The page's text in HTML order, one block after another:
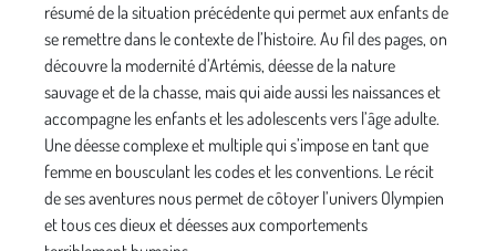
résumé de la situation précédente qui permet aux enfants de
se remettre dans le contexte de l’histoire. Au fil des pages, on
découvre la modernité d’Artémis, déesse de la nature
sauvage et de la chasse, mais qui aide aussi les naissances et
accompagne les enfants et les adolescents vers l’âge adulte.
Une déesse complexe et multiple qui s’impose en tant que
femme en bousculant les codes et les conventions. Le récit
de ses aventures nous permet de côtoyer l’univers Olympien
et tous ces dieux et déesses aux comportements